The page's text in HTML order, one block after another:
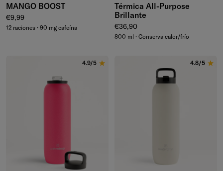
MANGO BOOST
Precio normal
€9,99
12 raciones · 90 mg cafeína
Térmica All-Purpose
Brillante
Precio normal
€36,90
800 ml · Conserva calor/frío
4.9/5 4.8/5